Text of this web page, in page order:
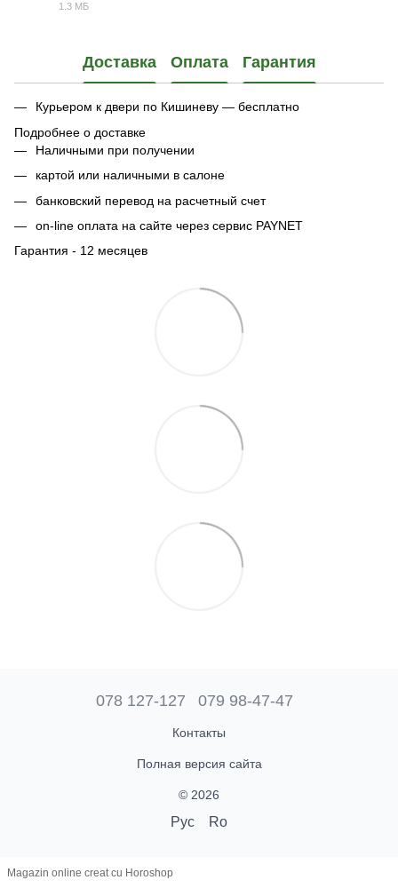
1.3 МБ
Доставка Оплата Гарантия
Курьером к двери по Кишиневу — бесплатно
Подробнее о доставке
Наличными при получении
картой или наличными в салоне
банковский перевод на расчетный счет
on-line оплата на сайте через сервис PAYNET
Гарантия - 12 месяцев
078 127-127 079 98-47-47
Контакты
Полная версия сайта
© 2026
Рус Ro
Magazin online creat cu Horoshop